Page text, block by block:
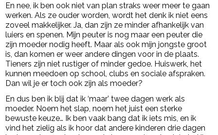
En nee, ik ben ook niet van plan straks weer meer te gaan
werken. Als ze ouder worden, wordt het denk ik niet eens
zoveel makkelijker. Ja, dan zijn ze minder afhankelijk van
luiers en spenen. Mijn peuter is nog maar een peuter die
zijn moeder nodig heeft. Maar als ook mijn jongste groot
is, dan komen er weer andere dingen voor in de plaats.
Tieners zijn niet rustiger of minder gedoe. Huiswerk, het
kunnen meedoen op school, clubs en sociale afspraken.
Dan wil je er toch ook zijn als moeder?
En dus ben ik blij dat ik ‘maar’ twee dagen werk als
moeder. Noem het slap, noem het juist een sterke
bewuste keuze… Ik ben vaak bang dat ik iets mis, en ik
vind het zielig als ik hoor dat andere kinderen drie dagen